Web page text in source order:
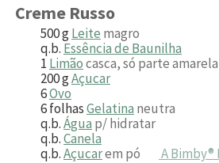
Creme Russo
500gLeite magro
q.b. Essência de Baunilha
1 Limãocasca, só parte amarela
200gAçucar
6Ovo
6folhasGelatina neutra
q.b.Água p/ hidratar
q.b.Canela
q.b.Açucarem pó A Bimby®